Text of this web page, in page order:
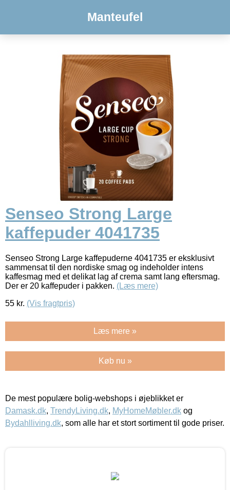
Manteufel
Senseo Strong Large
kaffepuder 4041735
Senseo Strong Large kaffepuderne 4041735 er eksklusivt
sammensat til den nordiske smag og indeholder intens
kaffesmag med et delikat lag af crema samt lang eftersmag.
Der er 20 kaffepuder i pakken. (Læs mere)
55 kr. (Vis fragtpris)
Læs mere »
Køb nu »
De mest populære bolig-webshops i øjeblikket er
Damask.dk, TrendyLiving.dk, MyHomeMøbler.dk og
Bydahlliving.dk, som alle har et stort sortiment til gode priser.